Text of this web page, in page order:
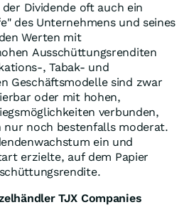
Dividende oft auch ein
des Unternehmens und seines
Werten mit
Ausschüttungsrenditen
, Tabak- und
Geschäftsmodelle sind zwar
oder mit hohen,
verbunden,
nur noch bestenfalls moderat.
ein und
erzielte, auf dem Papier
TJX Companies